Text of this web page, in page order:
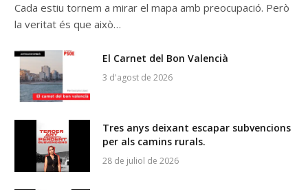
Cada estiu tornem a mirar el mapa amb preocupació. Però
la veritat és que això…
El Carnet del Bon Valencià
3 d'agost de 2026
Tres anys deixant escapar subvencions
per als camins rurals.
28 de juliol de 2026